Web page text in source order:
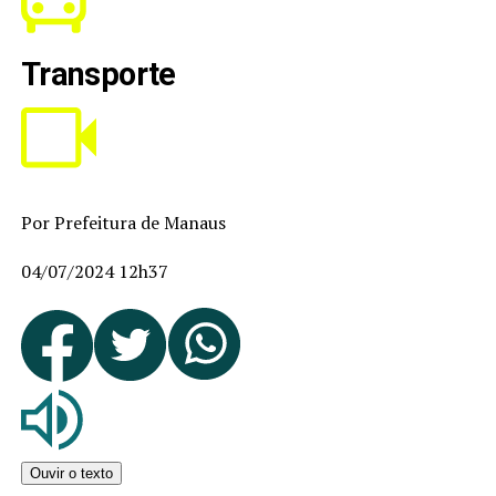
Transporte
Por Prefeitura de Manaus
04/07/2024 12h37
Ouvir o texto